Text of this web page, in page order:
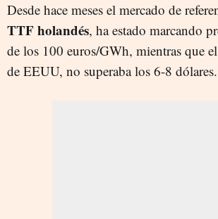
Desde hace meses el mercado de
TTF holandés, ha estado marcando
de los 100 euros/GWh, mientras que el
de EEUU, no superaba los 6-8 dólares.